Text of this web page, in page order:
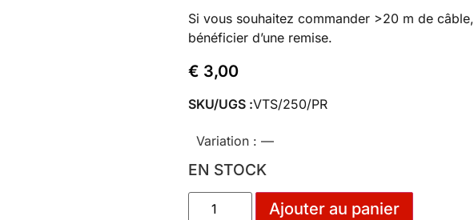
Si vous souhaitez commander >20 m de câble,
bénéficier d’une remise.
€ 3,00
SKU/UGS :VTS/250/PR
Variation : —
EN STOCK
Ajouter au panier